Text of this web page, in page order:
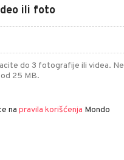
ili foto
do 3 fotografije ili videa. Ne
25 MB.
na pravila korišćenja Mondo